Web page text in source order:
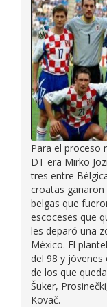
Para el proceso
DT era Mirko
tres entre
croatas
belgas que
escoceses que
les deparó una
México. El
del 98 y jóvenes
de los que
Šuker,
Kovač.